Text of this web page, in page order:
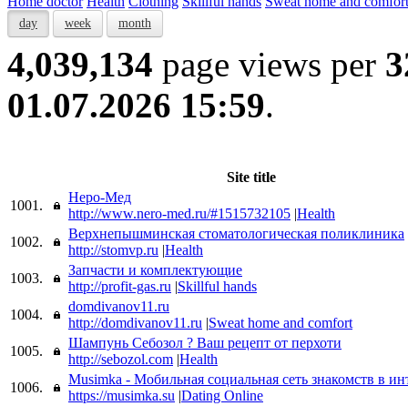
day week month
4,039,134 page views per
01.07.2026 15:59.
Site title
1001.
Неро-Мед
http://www.nero-med.ru/#1515732105 |Health
1002.
Верхнепышминская стоматологическая поликлиника
http://stomvp.ru |Health
1003.
Запчасти и комплектующие
http://profit-gas.ru |Skillful hands
1004.
domdivanov11.ru
http://domdivanov11.ru |Sweat home and comfort
1005.
Шампунь Себозол ? Ваш рецепт от перхоти
http://sebozol.com |Health
1006.
Musimka - Мобильная социальная сеть знакомств в
https://musimka.su |Dating Online